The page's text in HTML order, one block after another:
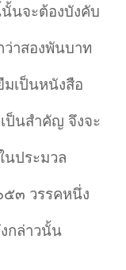
นจะต้องบังคับ
ว่าสองพันบาท
เป็นหนังสือ
ป็นสำคัญ จึงจะ
ประมวล
๓ วรรคหนึ่ง
กล่าวนั้น